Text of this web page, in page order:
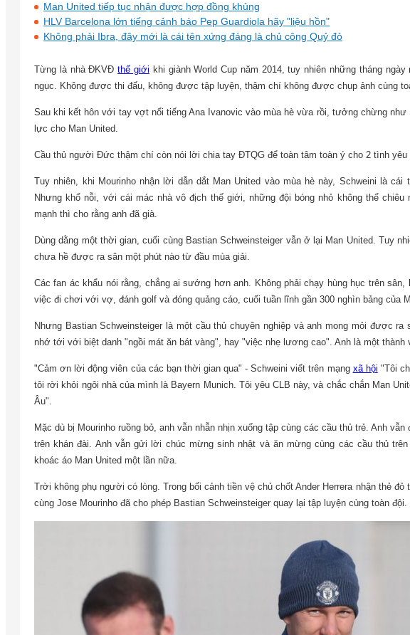
Man United tiếp tục nhận được hợp đồng khủng
HLV Barcelona lớn tiếng cảnh báo Pep Guardiola hãy "liệu hồn"
Không phải Ibra, đây mới là cái tên xứng đáng là chủ công Quỷ đỏ
Từng là nhà ĐKVĐthế giới khi giành World Cup năm 2014, tuy nhiên những tháng
ngục. Không được thi đấu, không được tập luyện, thậm chí không được chụp ảnh cùng
Sau khi kết hôn với tay vợt nổi tiếng Ana Ivanovic vào mùa hè vừa rồi, tưởng chừng
lực cho Man United.
Cầu thủ người Đức thậm chí còn nói lời chia tay ĐTQG để toàn tâm toàn ý cho 2 tình
Tuy nhiên, khi Mourinho nhận lời dẫn dắt Man United vào mùa hè này, Schweini là
Nhưng khổ nỗi, với cái mác nhà vô địch thế giới, những đội bóng nhỏ không thể
mạnh thì cho rằng anh đã già.
Dùng dằng một thời gian, cuối cùng Bastian Schweinsteiger vẫn ở lại Man United. Tuy
chưa hề được ra sân một phút nào từ đầu mùa giải.
Các fan ác khẩu nói rằng, chẳng ai sướng hơn anh. Không phải chạy hùng hục trên
việc đi chơi với vợ, đánh golf và đóng quảng cáo, cuối tuần lĩnh gần 300 nghìn bảng của
Nhưng Bastian Schweinsteiger là một cầu thủ chuyên nghiệp và anh mong mỏi được
nhớ tới với biệt danh "ngồi mát ăn bát vàng", hay "việc nhẹ lương cao". Anh là một thành
"Cảm ơn lời động viên của các bạn thời gian qua" - Schweini viết trên mạng xã hội "Tôi
tôi rời khỏi ngôi nhà của mình là Bayern Munich. Tôi yêu CLB này, và chắc chắn Man
Âu".
Mặc dù bị Mourinho ruồng bỏ, anh vẫn nhẫn nhịn xuống tập cùng các cầu thủ trẻ. Anh
trên khán đài. Anh vẫn gửi lời chúc mừng sinh nhật và ăn mừng cùng các cầu thủ
khoác áo Man United một lần nữa.
Trời không phụ người có lòng. Trong bối cảnh tiền vệ chủ chốt Ander Herrera nhận thẻ
cùng Jose Mourinho đã cho phép Bastian Schweinsteiger quay lại tập luyện cùng toàn đội.